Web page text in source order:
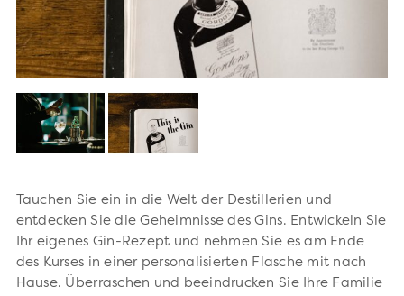
Tauchen Sie ein in die Welt der Destillerien und
entdecken Sie die Geheimnisse des Gins. Entwickeln Sie
Ihr eigenes Gin-Rezept und nehmen Sie es am Ende
des Kurses in einer personalisierten Flasche mit nach
Hause. Überraschen und beeindrucken Sie Ihre Familie